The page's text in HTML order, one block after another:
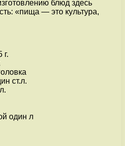
блюд здесь
«пища — это культура,
г.
ст.л.
один л